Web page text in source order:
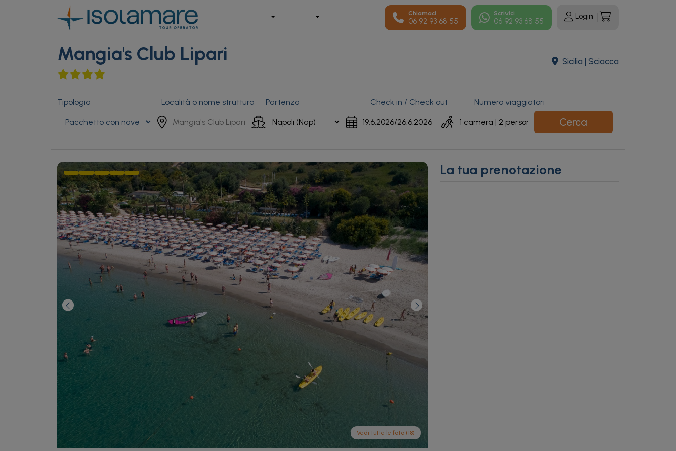
Chiamaci
06 92 93 68 55
Scrivici
06 92 93 68 55
Login
Mangia's Club Lipari Sicilia | Sciacca
Tipologia Località o nome struttura Partenza Check in / Check out Numero viaggiatori
Cerca
Vedi tutte le foto (18)
La tua prenotazione